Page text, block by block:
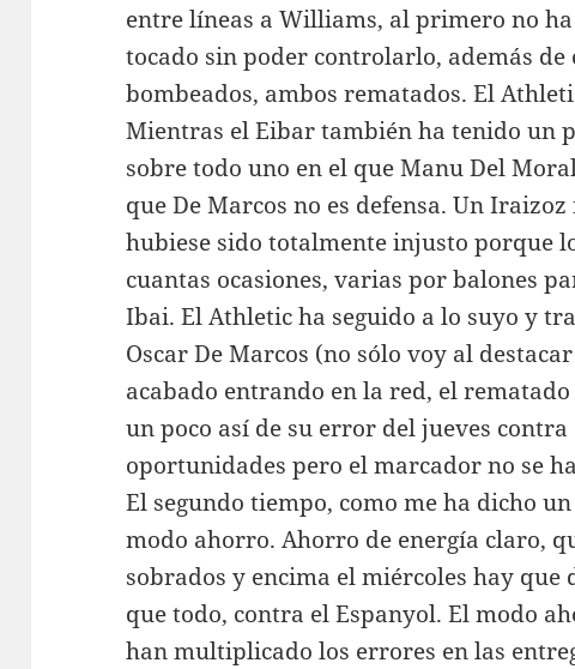
entre líneas a Williams, al primero no
tocado sin poder controlarlo, además de
bombeados, ambos rematados. El
Mientras el Eibar también ha tenido un
sobre todo uno en el que Manu Del
que De Marcos no es defensa. Un
hubiese sido totalmente injusto porque
cuantas ocasiones, varias por balones
Ibai. El Athletic ha seguido a lo suyo y
Oscar De Marcos (no sólo voy al
acabado entrando en la red, el
un poco así de su error del jueves
oportunidades pero el marcador no se
El segundo tiempo, como me ha dicho
modo ahorro. Ahorro de energía claro,
sobrados y encima el miércoles hay que
que todo, contra el Espanyol. El modo
han multiplicado los errores en las